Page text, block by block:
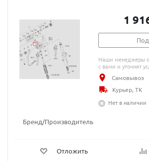
Бренд/Производитель
Отложить
1
Под
Наши менеджеры
с вами и уточнят
Самовывоз
Курьер, ТК
Нет в наличии